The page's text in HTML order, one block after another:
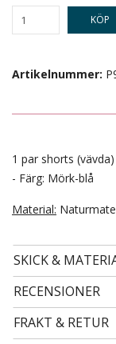
KÖP
Artikelnummer:
1 par shorts
- Färg: Mörk-blå
Material:
SKICK &
RECENSIONER
FRAKT & RETUR